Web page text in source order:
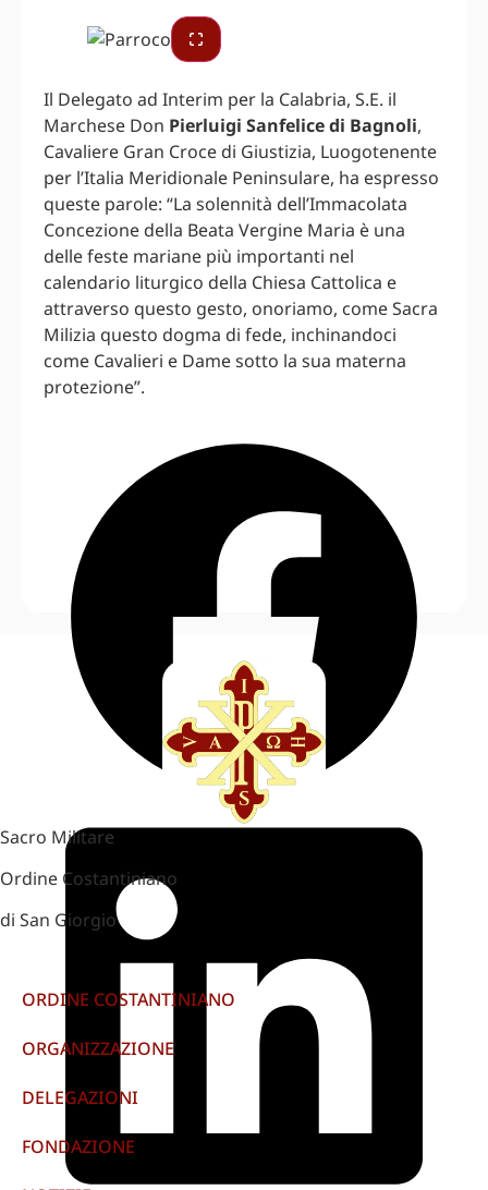
Il Delegato ad Interim per la Calabria, S.E. il
Marchese Don Pierluigi Sanfelice di Bagnoli,
Cavaliere Gran Croce di Giustizia, Luogotenente
per l’Italia Meridionale Peninsulare, ha espresso
queste parole: “La solennità dell’Immacolata
Concezione della Beata Vergine Maria è una
delle feste mariane più importanti nel
calendario liturgico della Chiesa Cattolica e
attraverso questo gesto, onoriamo, come Sacra
Milizia questo dogma di fede, inchinandoci
come Cavalieri e Dame sotto la sua materna
protezione”.
Sacro Militare
Ordine Costantiniano
di San Giorgio
ORDINE COSTANTINIANO
ORGANIZZAZIONE
DELEGAZIONI
FONDAZIONE